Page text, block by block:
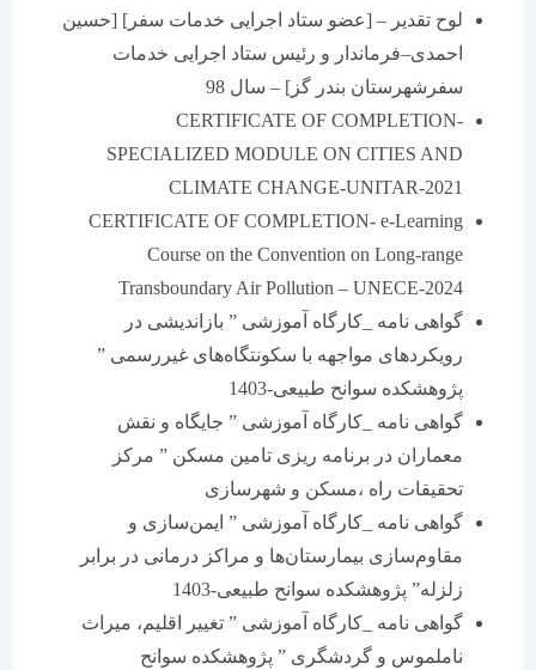
لوح تقدیر – [عضو ستاد اجرایی خدمات سفر] [حسین
احمدی–فرماندار و رئیس ستاد اجرایی خدمات
سفرشهرستان بندر گز] – سال 98
CERTIFICATE OF COMPLETION-
SPECIALIZED MODULE ON CITIES AND
CLIMATE CHANGE-UNITAR-2021
CERTIFICATE OF COMPLETION- e-Learning
Course on the Convention on Long-range
Transboundary Air Pollution – UNECE-2024
گواهی نامه _کارگاه آموزشی ” بازاندیشی در
رویکردهای مواجهه با سکونتگاه‌های غیررسمی ”
پژوهشکده سوانح طبیعی-1403
گواهی نامه _کارگاه آموزشی ” جایگاه و نقش
معماران در برنامه ریزی تامین مسکن ” مرکز
تحقیقات راه ،مسکن و شهرسازی
گواهی نامه _کارگاه آموزشی ” ایمن‌سازی و
مقاوم‌سازی بیمارستان‌ها و مراکز درمانی در برابر
زلزله” پژوهشکده سوانح طبیعی-1403
گواهی نامه _کارگاه آموزشی ” تغییر اقلیم، میراث
ناملموس و گردشگری ” پژوهشکده سوانح